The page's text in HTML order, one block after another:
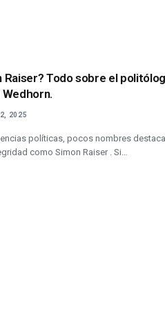
Raiser? Todo sobre el
2025
políticas, pocos nombres
como Simon Raiser . Si…